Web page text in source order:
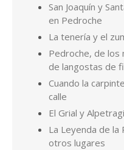
San Joaquín y
en Pedroche
La tenería y el
Pedroche, de los
de langostas de
Cuando la
calle
El Grial y
La Leyenda de la
otros lugares